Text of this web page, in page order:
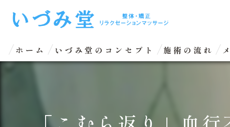
ホーム いづみ堂のコンセプト 施術の流れ